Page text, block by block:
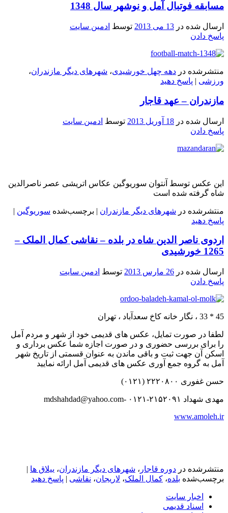
مسابقه فوتبال آمل و نوشهر سال 1348
ارسال شده در 13 می 2013 توسط ادمین سایت
پاسخ دادن
منتشرشده در دهه چهل خورشیدی، شهرهای دیگر مازندران،
ورزشی | پاسخ دهید
مازندران – عهد قاجار
ارسال شده در 18 آوریل 2013 توسط ادمین سایت
پاسخ دادن
این عکس توسط آنتوان سوریوگین عکاس اتریشی عصر ناصرالدین
شاه گرفته شده است
منتشرشده در شهرهای دیگر مازندران | برچسب‌شده سوریوگین |
پاسخ دهید
اردوی ناصر الدین شاه در بلده – نقاشی کمال الملک –
1265 خورشیدی
ارسال شده در 26 مارس 2013 توسط ادمین سایت
پاسخ دادن
45 * 33 ، نگار خانه کاخ سعدآباد ، تهران
لطفا در صورت تمایل، عکس های قدیمی خود از شهر و مردم آمل
را برای بررسی حضوری و در صورت اجازه شما عکس برداری و
اسکن آن جهت ثبت و باقی ماندن به عنوان قسمتی از تاریخ شهر
آمل به گروه جمع آوری عکس های قدیمی آمل ارائه نمایید
حسن غفوری ۲۲۲۰۸۰۰ (۰۱۲۱)
مهدی شهداد ۲۱۵۲۰۹۱-۰۱۲۱ -mdshahdad@yahoo.com
www.amoleh.ir
منتشرشده در دوره قاجار ، شهرهای دیگر مازندران، ییلاق ها |
برچسب‌شده بلده، کمال الملک، لاریجان، نقاشی | پاسخ دهید
اخبار سایت
اسناد قدیمی